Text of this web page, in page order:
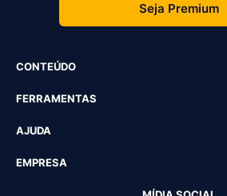
Seja Premium
CONTEÚDO
FERRAMENTAS
AJUDA
EMPRESA